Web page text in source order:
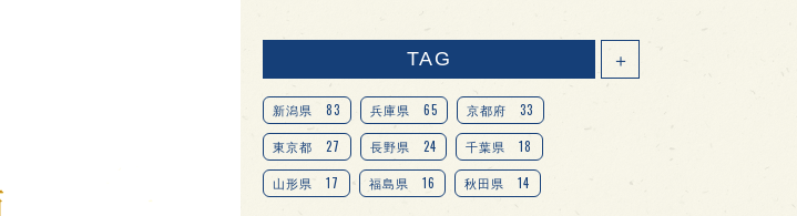
TAG ＋
新潟県 83 兵庫県 65 京都府 33
東京都 27 長野県 24 千葉県 18
山形県 17 福島県 16 秋田県 14